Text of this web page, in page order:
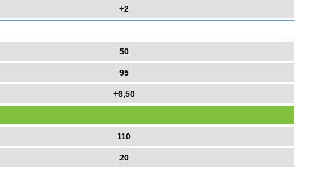
+2
50
95
+6,50
110
20